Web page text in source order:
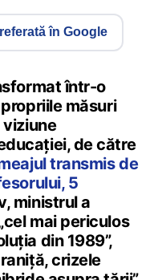
în Google
într-o
măsuri
de către
transmis de
5
ministrul a
mai periculos
din 1989”,
crizele